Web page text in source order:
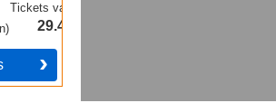
)
Ticketsvanaf
29.49€